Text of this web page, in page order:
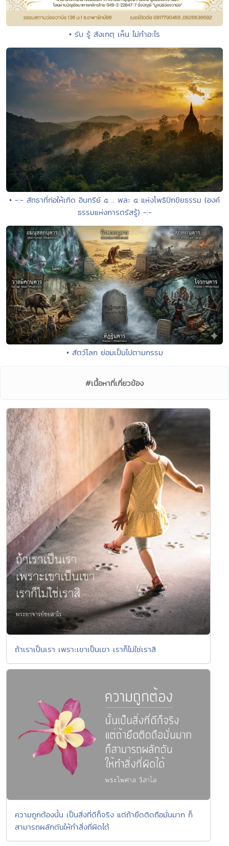
• รับ รู้ สังเกตุ เห็น ไม่ทำอะไร
• -:- สัทธาที่ก่อให้เกิด อินทรีย์ ๕ .. พละ ๕ แห่งโพธิปักขิยธรรม (องค์
ธรรมแห่งการตรัสรู้) -:-
• สัตว์โลก ย่อมเป็นไปตามกรรม
#เนื้อหาที่เกี่ยวข้อง
ถ้าเราเป็นเรา เพราะเขาเป็นเขา เราก็ไม่ใช่เราสิ
ความถูกต้องนั้น เป็นสิ่งที่ดีก็จริง แต่ถ้ายึดติดถือมั่นมาก ก็
สามารถผลักดันให้ทำสิ่งที่ผิดได้